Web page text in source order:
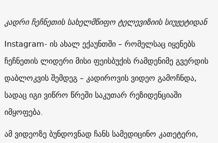
კადრი ჩეჩნეთის სახელმწიფო ტელევიზიის სიუჟეტიდან
Instagram- ის ახალ ექაუნთში – რომელსაც იყენებს
ჩეჩნეთის ლიდერი მისი ფეისბუქის რამდენიმე გვერდის
დაბლოკვის შემდეგ – კადიროვის ვიდეო გამოჩნდა,
სადაც იგი ვიწრო წრეში საკუთარ რეზიდენციაში
იმყოფება.
ამ ვიდეოზე ბუნდოვნად ჩანს სამედიცინო კათეტერი,